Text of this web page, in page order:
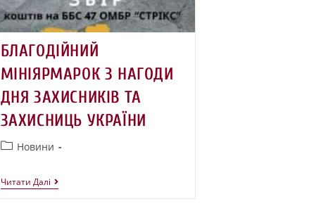
БЛАГОДІЙНИЙ
МІНІЯРМАРОК З НАГОДИ
ДНЯ ЗАХИСНИКІВ ТА
ЗАХИСНИЦЬ УКРАЇНИ
Новини
Читати Далі